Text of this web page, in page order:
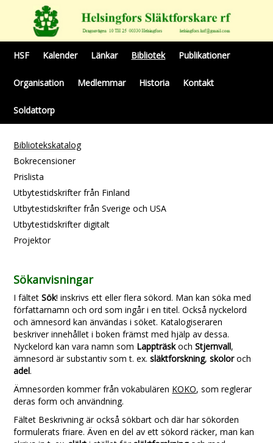
HSF Kalender Länkar Bibliotek Publikationer
Organisation Medlemmar Historia Kontakt
Soldattorp
Bibliotekskatalog
Bokrecensioner
Prislista
Utbytestidskrifter från Finland
Utbytestidskrifter från Sverige och USA
Utbytestidskrifter digitalt
Projektor
Sökanvisningar
I fältetSök! inskrivs ett eller flera sökord. Man kan söka med
författarnamn och ord som ingår i en titel. Också nyckelord
och ämnesord kan änvändas i söket. Katalogiseraren
beskriver innehållet i boken främst med hjälp av dessa.
Nyckelord kan vara namn som LappträskochStjernvall,
ämnesord är substantiv som t. ex.släktforskning,skoloroch
adel.
Ämnesorden kommer från vokabulären KOKO, som reglerar
deras form och användning.
Fältet Beskrivning är också sökbart och där har sökorden
formulerats friare. Även en del av ett sökord räcker, man kan